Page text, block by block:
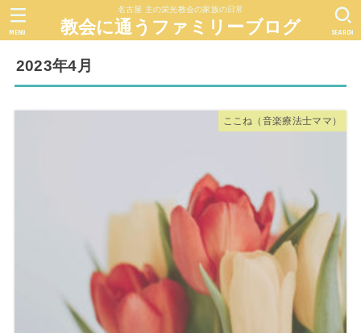
名古屋 主の栄光教会の家族の日常
教会に通うファミリーブログ SEARCH
MENU
2023年4月
ここね（音楽療法士ママ）